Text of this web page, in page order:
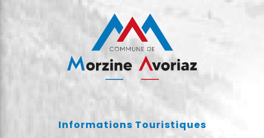
Informations Touristiques